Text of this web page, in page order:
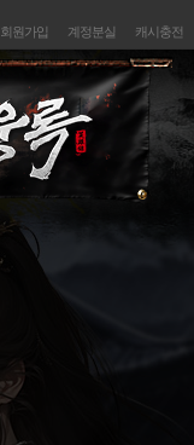
회원가입 계정분실 캐시충전